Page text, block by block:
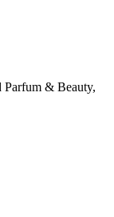
Parfum & Beauty,